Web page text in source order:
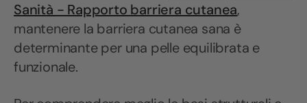
Sanità - Rapporto barriera cutanea,
mantenere la barriera cutanea sana è
determinante per una pelle equilibrata e
funzionale.